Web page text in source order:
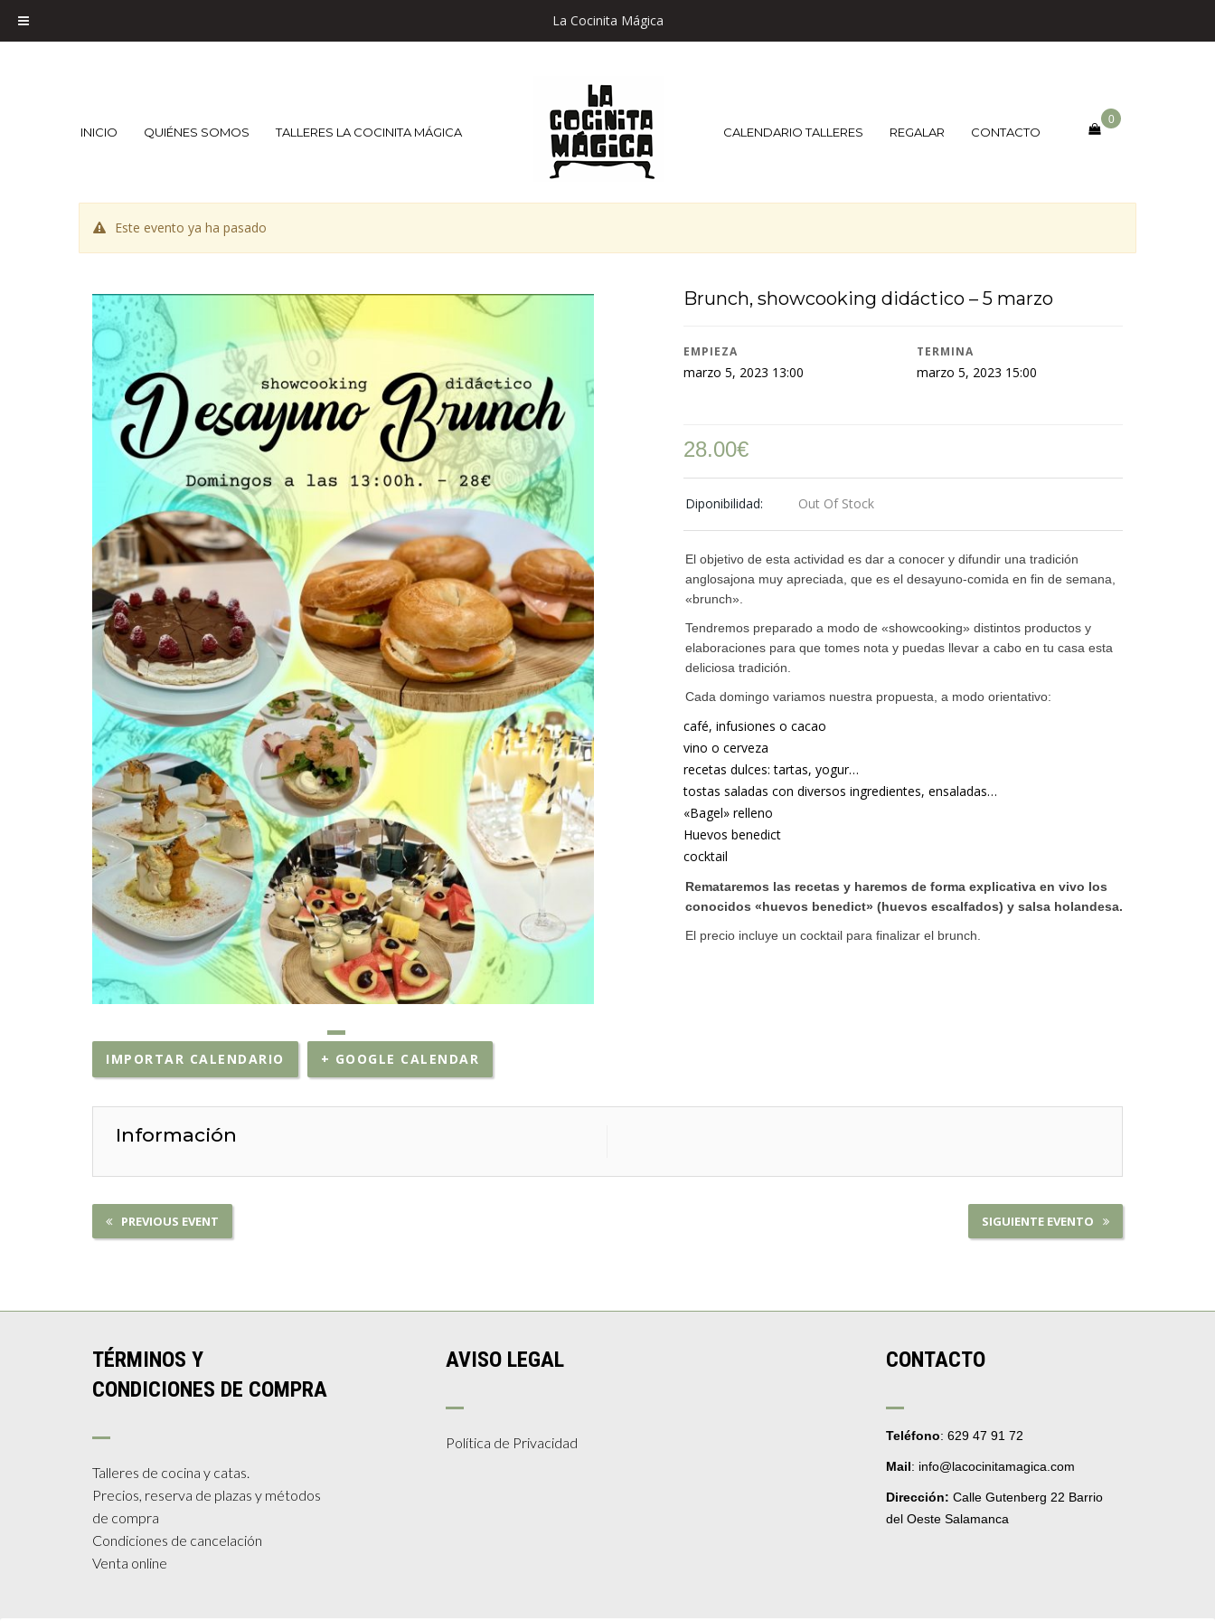
INICIO QUIÉNES SOMOS TALLERES LA COCINITA MÁGICA CALENDARIO TALLERES REGALAR CONTACTO
0
Este evento ya ha pasado
Brunch, showcooking didáctico – 5 marzo
EMPIEZA
marzo 5, 2023 13:00
TERMINA
marzo 5, 2023 15:00
28.00€
Diponibilidad: Out Of Stock
El objetivo de esta actividad es dar a conocer y difundir una tradición
anglosajona muy apreciada, que es el desayuno-comida en fin de semana,
«brunch».
Tendremos preparado a modo de «showcooking» distintos productos y
elaboraciones para que tomes nota y puedas llevar a cabo en tu casa esta
deliciosa tradición.
Cada domingo variamos nuestra propuesta, a modo orientativo:
café, infusiones o cacao
vino o cerveza
recetas dulces: tartas, yogur…
tostas saladas con diversos ingredientes, ensaladas…
«Bagel» relleno
Huevos benedict
cocktail
Remataremos las recetas y haremos de forma explicativa en vivo los
conocidos «huevos benedict» (huevos escalfados) y salsa holandesa.
El precio incluye un cocktail para finalizar el brunch.
IMPORTAR CALENDARIO + GOOGLE CALENDAR
Información
PREVIOUS EVENT SIGUIENTE EVENTO
TÉRMINOS Y
CONDICIONES DE COMPRA
Talleres de cocina y catas.
Precios, reserva de plazas y métodos
de compra
Condiciones de cancelación
Venta online
AVISO LEGAL
Política de Privacidad
CONTACTO
Teléfono: 629 47 91 72
Mail: info@lacocinitamagica.com
Dirección: Calle Gutenberg 22 Barrio
del Oeste Salamanca
La Cocinita Mágica